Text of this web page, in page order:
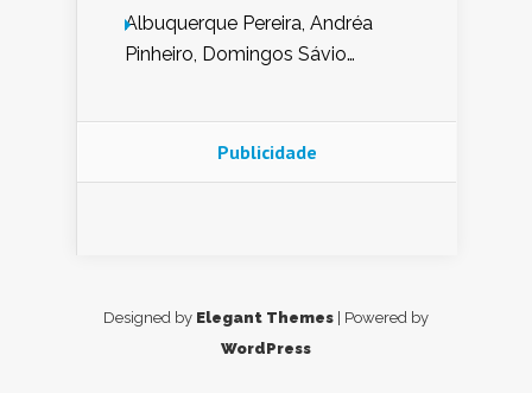
Albuquerque Pereira, Andréa
Pinheiro, Domingos Sávio
Nunes de Sena, Fátima Peixoto,
Glória Pereira, Kátia Mesel,
Publicidade
Designed by Elegant Themes | Powered by
WordPress